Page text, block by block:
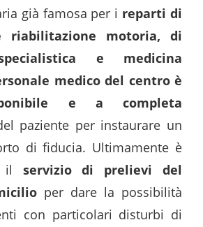
già famosa per i reparti di
riabilitazione motoria, di
e medicina
medico del centro è
e a completa
paziente per instaurare un
di fiducia. Ultimamente è
il servizio di prelievi del
per dare la possibilità
con particolari disturbi di